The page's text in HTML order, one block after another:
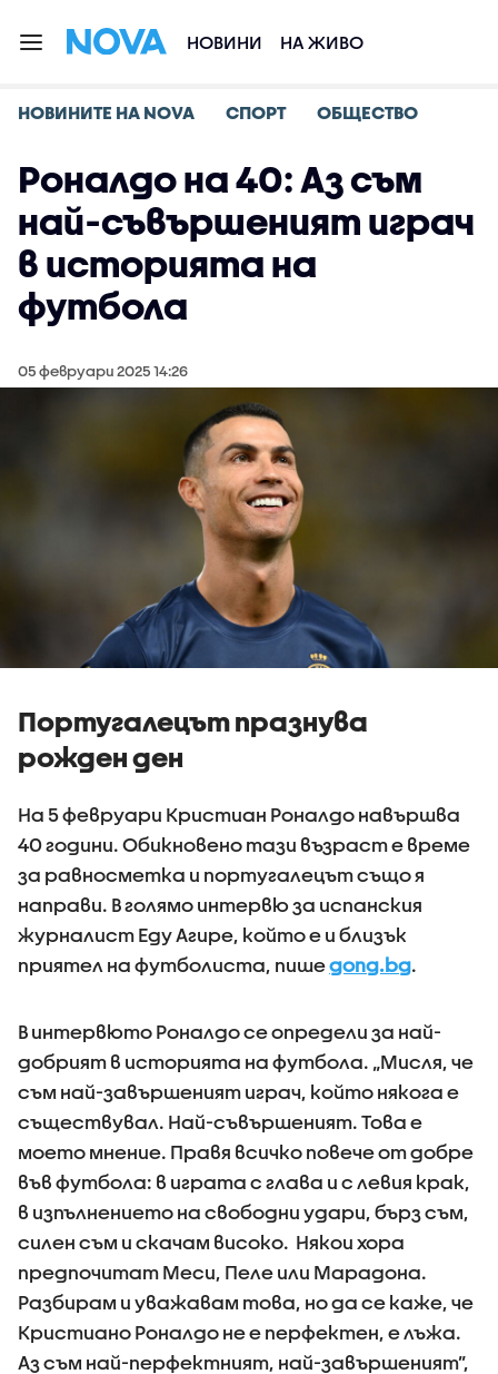
НОВИНИ НА ЖИВО
НОВИНИТЕ НА NOVA СПОРТ ОБЩЕСТВО
Роналдо на 40: Аз съм
най-съвършеният играч
в историята на
футбола
05 февруари 2025 14:26
Португалецът празнува
рожден ден
На 5 февруари Кристиан Роналдо навършва
40 години. Обикновено тази възраст е време
за равносметка и португалецът също я
направи. В голямо интервю за испанския
журналист Еду Агире, който е и близък
приятел на футболиста, пишеgong.bg.
В интервюто Роналдо се определи за най-
добрият в историята на футбола. „Мисля, че
съм най-завършеният играч, който някога е
съществувал. Най-съвършеният. Това е
моето мнение. Правя всичко повече от добре
във футбола: в играта с глава и с левия крак,
в изпълнението на свободни удари, бърз съм,
силен съм и скачам високо. Някои хора
предпочитат Меси, Пеле или Марадона.
Разбирам и уважавам това, но да се каже, че
Кристиано Роналдо не е перфектен, е лъжа.
Аз съм най-перфектният, най-завършеният”,